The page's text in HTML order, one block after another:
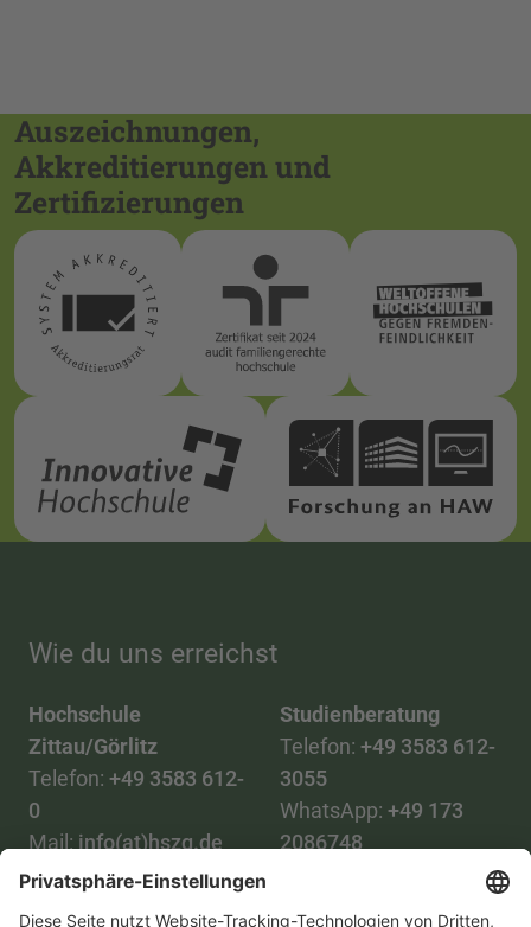
Auszeichnungen,
Akkreditierungen und
Zertifizierungen
Wie du uns erreichst
Hochschule
Zittau/Görlitz
Telefon: +49 3583 612-
0
Mail: info(at)hszg.de
Studienberatung
Telefon: +49 3583 612-
3055
WhatsApp: +49 173
2086748